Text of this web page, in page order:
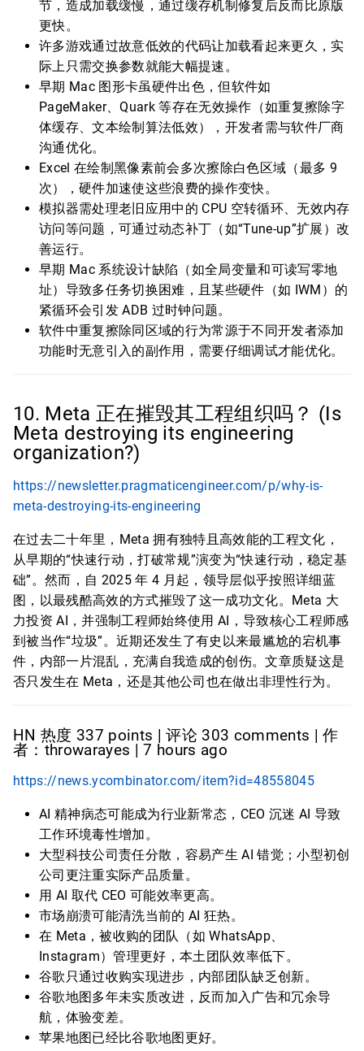
节，造成加载缓慢，通过缓存机制修复后反而比原版
更快。
许多游戏通过故意低效的代码让加载看起来更久，实
际上只需交换参数就能大幅提速。
早期 Mac 图形卡虽硬件出色，但软件如
PageMaker、Quark 等存在无效操作（如重复擦除字
体缓存、文本绘制算法低效），开发者需与软件厂商
沟通优化。
Excel 在绘制黑像素前会多次擦除白色区域（最多 9
次），硬件加速使这些浪费的操作变快。
模拟器需处理老旧应用中的 CPU 空转循环、无效内存
访问等问题，可通过动态补丁（如“Tune-up”扩展）改
善运行。
早期 Mac 系统设计缺陷（如全局变量和可读写零地
址）导致多任务切换困难，且某些硬件（如 IWM）的
紧循环会引发 ADB 过时钟问题。
软件中重复擦除同区域的行为常源于不同开发者添加
功能时无意引入的副作用，需要仔细调试才能优化。
10. Meta 正在摧毁其工程组织吗？ (Is
Meta destroying its engineering
organization?)
https://newsletter.pragmaticengineer.com/p/why-is-
meta-destroying-its-engineering
在过去二十年里，Meta 拥有独特且高效能的工程文化，
从早期的“快速行动，打破常规”演变为“快速行动，稳定基
础”。然而，自 2025 年 4 月起，领导层似乎按照详细蓝
图，以最残酷高效的方式摧毁了这一成功文化。Meta 大
力投资 AI，并强制工程师始终使用 AI，导致核心工程师感
到被当作“垃圾”。近期还发生了有史以来最尴尬的宕机事
件，内部一片混乱，充满自我造成的创伤。文章质疑这是
否只发生在 Meta，还是其他公司也在做出非理性行为。
HN 热度 337 points | 评论 303 comments | 作
者：throwarayes | 7 hours ago
https://news.ycombinator.com/item?id=48558045
AI 精神病态可能成为行业新常态，CEO 沉迷 AI 导致
工作环境毒性增加。
大型科技公司责任分散，容易产生 AI 错觉；小型初创
公司更注重实际产品质量。
用 AI 取代 CEO 可能效率更高。
市场崩溃可能清洗当前的 AI 狂热。
在 Meta，被收购的团队（如 WhatsApp、
Instagram）管理更好，本土团队效率低下。
谷歌只通过收购实现进步，内部团队缺乏创新。
谷歌地图多年未实质改进，反而加入广告和冗余导
航，体验变差。
苹果地图已经比谷歌地图更好。